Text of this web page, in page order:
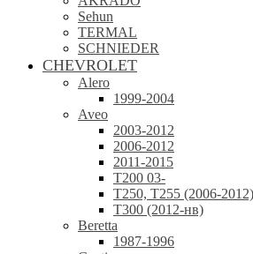
Sehun
TERMAL
SCHNIEDER
CHEVROLET
Alero
1999-2004
Aveo
2003-2012
2006-2012
2011-2015
T200 03-
T250, T255 (2006-2012)
T300 (2012-нв)
Beretta
1987-1996